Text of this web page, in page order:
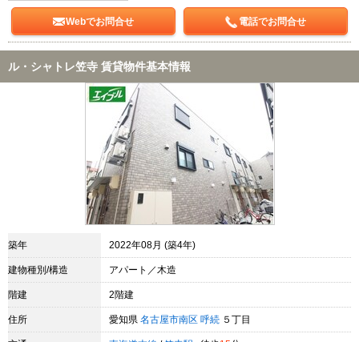
Webでお問合せ 電話でお問合せ
ル・シャトレ笠寺 賃貸物件基本情報
築年 2022年08月 (築4年)
建物種別/構造 アパート／木造
階建 2階建
住所 愛知県 名古屋市南区 呼続 ５丁目